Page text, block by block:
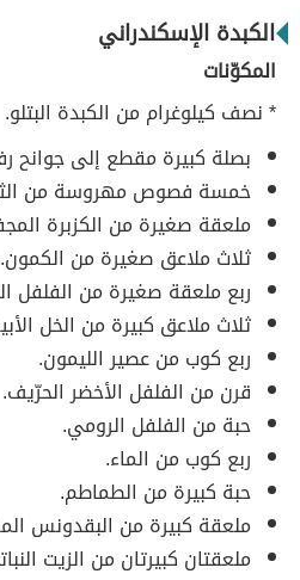
الكبدة الإسكندراني
المكوّنات
* نصف كيلوغرام من الكبدة البتلو.
بصلة كبيرة مقطع إلى جوانح
خمسة فصوص مهروسة من
ملعقة صغيرة من الكزبرة
ثلاث ملاعق صغيرة من الكمون.
ربع ملعقة صغيرة من الفلفل
ثلاث ملاعق كبيرة من الخل
ربع كوب من عصير الليمون.
قرن من الفلفل الأخضر الحرّيف.
حبة من الفلفل الرومي.
ربع كوب من الماء.
حبة كبيرة من الطماطم.
ملعقة كبيرة من البقدونس
ملعقتان كبيرتان من الزيت